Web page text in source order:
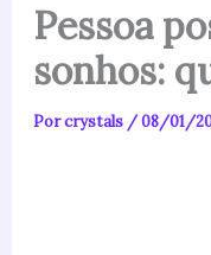
Pessoa
sonhos:
Porcrystals /08/01/